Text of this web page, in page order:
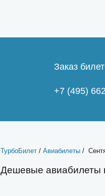
Заказ
+7 (495)
ТурбоБилет/ Авиабилеты/
Дешевые авиабилеты